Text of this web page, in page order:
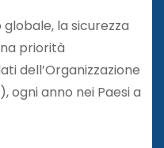
la sicurezza
priorità
dell’Organizzazione
ogni anno nei Paesi a